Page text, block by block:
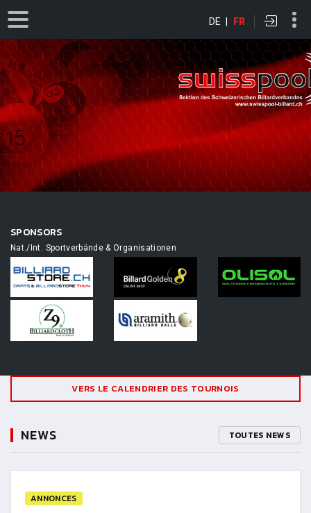
DE | FR
SPONSORS
Nat./Int. Sportverbände & Organisationen
VERS LE CALENDRIER DES TOURNOIS
NEWS TOUTES NEWS
ANNONCES